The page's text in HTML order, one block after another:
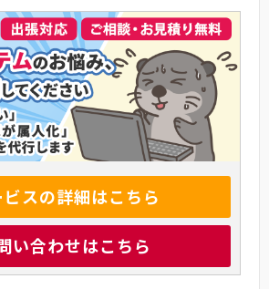
ビスの詳細はこちら
い合わせはこちら